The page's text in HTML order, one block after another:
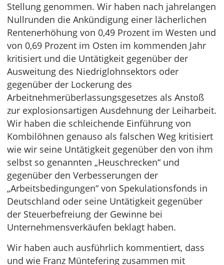
Stellung genommen. Wir haben nach jahrelangen
Nullrunden die Ankündigung einer lächerlichen
Rentenerhöhung von 0,49 Prozent im Westen und
von 0,69 Prozent im Osten im kommenden Jahr
kritisiert und die Untätigkeit gegenüber der
Ausweitung des Niedriglohnsektors oder
gegenüber der Lockerung des
Arbeitnehmerüberlassungsgesetzes als Anstoß
zur explosionsartigen Ausdehnung der Leiharbeit.
Wir haben die schleichende Einführung von
Kombilöhnen genauso als falschen Weg kritisiert
wie wir seine Untätigkeit gegenüber den von ihm
selbst so genannten „Heuschrecken“ und
gegenüber den Verbesserungen der
„Arbeitsbedingungen“ von Spekulationsfonds in
Deutschland oder seine Untätigkeit gegenüber
der Steuerbefreiung der Gewinne bei
Unternehmensverkäufen beklagt haben.
Wir haben auch ausführlich kommentiert, dass
und wie Franz Müntefering zusammen mit